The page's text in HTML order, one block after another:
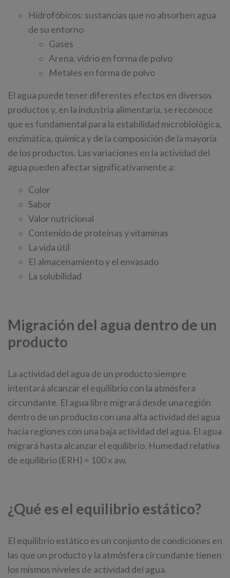
Hidrofóbicos: sustancias que no absorben agua
de su entorno
Gases
Arena, vidrio en forma de polvo
Metales en forma de polvo
El agua puede tener diferentes efectos en diversos
productos y, en la industria alimentaria, se reconoce
que es fundamental para la estabilidad microbiológica,
enzimática, química y de la composición de la mayoría
de los productos. Las variaciones en la actividad del
agua pueden afectar significativamente a:
Color
Sabor
Valor nutricional
Contenido de proteínas y vitaminas
La vida útil
El almacenamiento y el envasado
La solubilidad
Migración del agua dentro de un
producto
La actividad del agua de un producto siempre
intentará alcanzar el equilibrio con la atmósfera
circundante. El agua libre migrará desde una región
dentro de un producto con una alta actividad del agua
hacia regiones con una baja actividad del agua. El agua
migrará hasta alcanzar el equilibrio. Humedad relativa
de equilibrio (ERH) = 100 x aw.
¿Qué es el equilibrio estático?
El equilibrio estático es un conjunto de condiciones en
las que un producto y la atmósfera circundante tienen
los mismos niveles de actividad del agua.